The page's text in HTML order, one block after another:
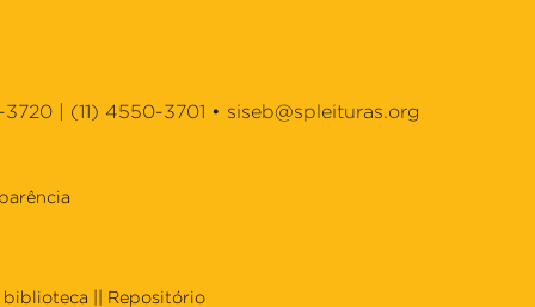
| (11) 4550-3701 • siseb@spleituras.org
biblioteca
Repositório